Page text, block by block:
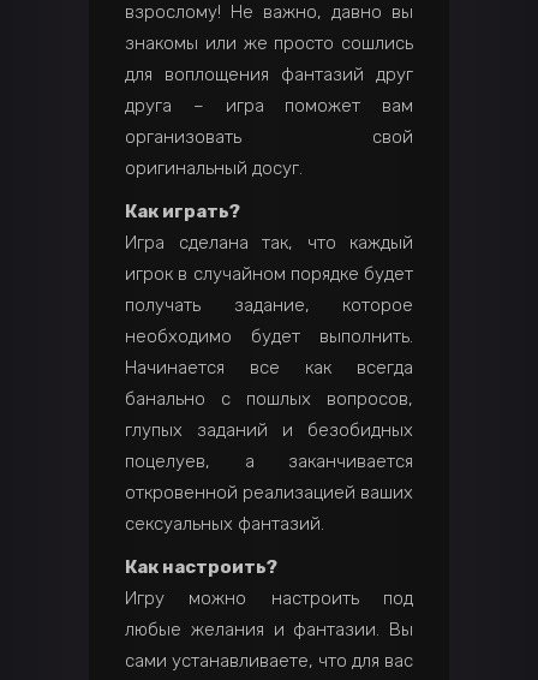
взрослому! Не важно, давно вы
знакомы или же просто сошлись
для воплощения фантазий друг
друга – игра поможет вам
организовать свой
оригинальный досуг.
Как играть?
Игра сделана так, что каждый
игрок в случайном порядке будет
получать задание, которое
необходимо будет выполнить.
Начинается все как всегда
банально с пошлых вопросов,
глупых заданий и безобидных
поцелуев, а заканчивается
откровенной реализацией ваших
сексуальных фантазий.
Как настроить?
Игру можно настроить под
любые желания и фантазии. Вы
сами устанавливаете, что для вас